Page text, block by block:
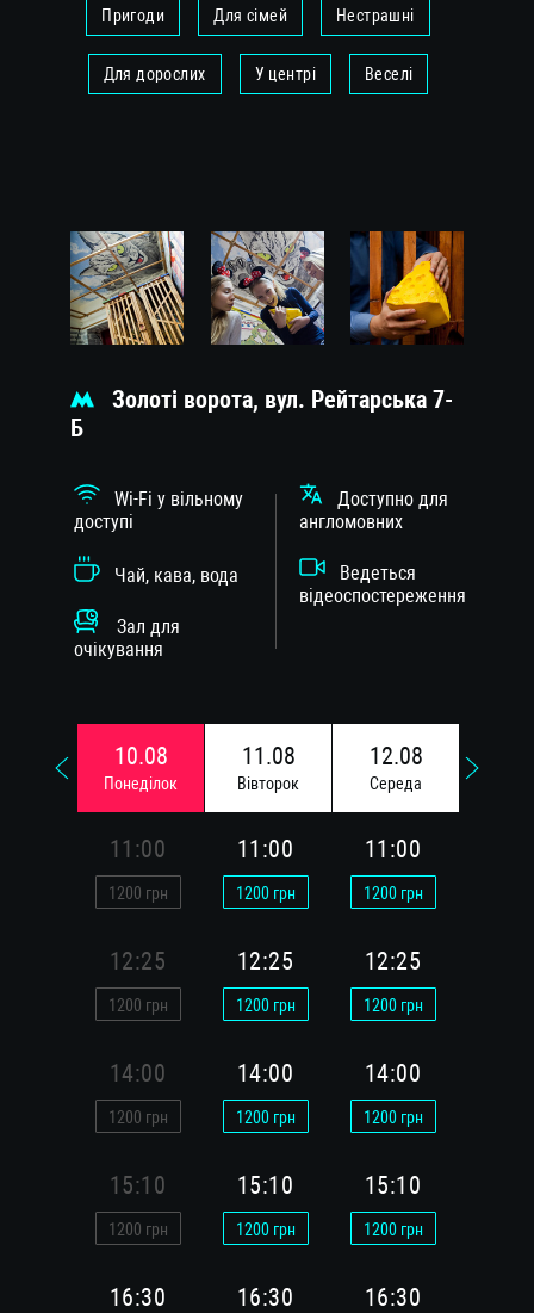
Пригоди Для сімей Нестрашні
Для дорослих У центрі Веселі
Золоті ворота, вул. Рейтарська 7-
Б
Wi-Fi у вільному
доступі
Чай, кава, вода
Зал для
очікування
Доступно для
англомовних
Ведеться
відеоспостереження
10.08
Понедiлок
11.08
Вiвторок
12.08
Середа
11:00
1200 грн
12:25
1200 грн
14:00
1200 грн
15:10
1200 грн
16:30
11:00
1200грн
12:25
1200грн
14:00
1200грн
15:10
1200грн
16:30
11:00
1200грн
12:25
1200грн
14:00
1200грн
15:10
1200грн
16:30